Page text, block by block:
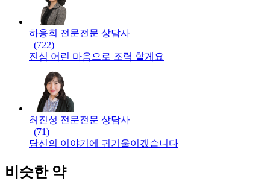
하용희 전문전문 상담사
(722)
진심 어린 마음으로 조력 할게요
최진성 전문전문 상담사
(71)
당신의 이야기에 귀기울이겠습니다
비슷한 약